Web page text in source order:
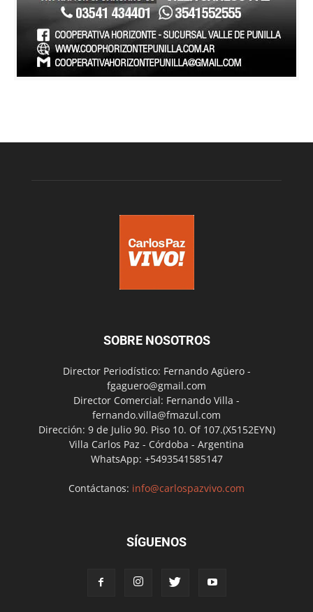
SOBRE NOSOTROS
Director Periodístico: Fernando Agüero -
fgaguero@gmail.com
Director Comercial: Fernando Villa -
fernando.villa@fmazul.com
Dirección: 9 de Julio 90. Piso 10. Of 107.(X5152EYN)
Villa Carlos Paz - Córdoba - Argentina
WhatsApp: +5493541585147
Contáctanos: info@carlospazvivo.com
SÍGUENOS